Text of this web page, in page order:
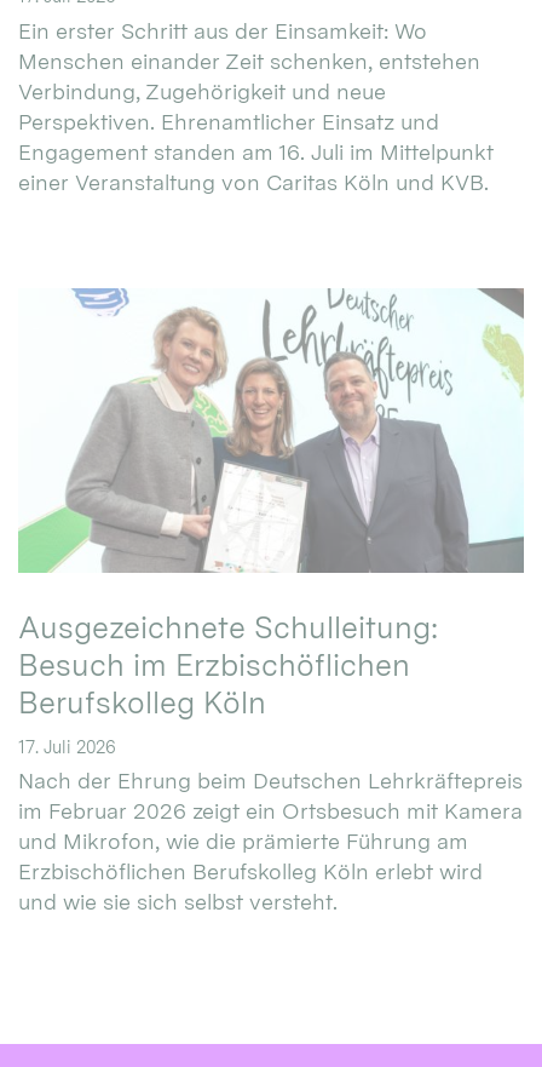
Ein erster Schritt aus der Einsamkeit: Wo
Menschen einander Zeit schenken, entstehen
Verbindung, Zugehörigkeit und neue
Perspektiven. Ehrenamtlicher Einsatz und
Engagement standen am 16. Juli im Mittelpunkt
einer Veranstaltung von Caritas Köln und KVB.
Ausgezeichnete Schulleitung:
Besuch im Erzbischöflichen
Berufskolleg Köln
17. Juli 2026
Nach der Ehrung beim Deutschen Lehrkräftepreis
im Februar 2026 zeigt ein Ortsbesuch mit Kamera
und Mikrofon, wie die prämierte Führung am
Erzbischöflichen Berufskolleg Köln erlebt wird
und wie sie sich selbst versteht.